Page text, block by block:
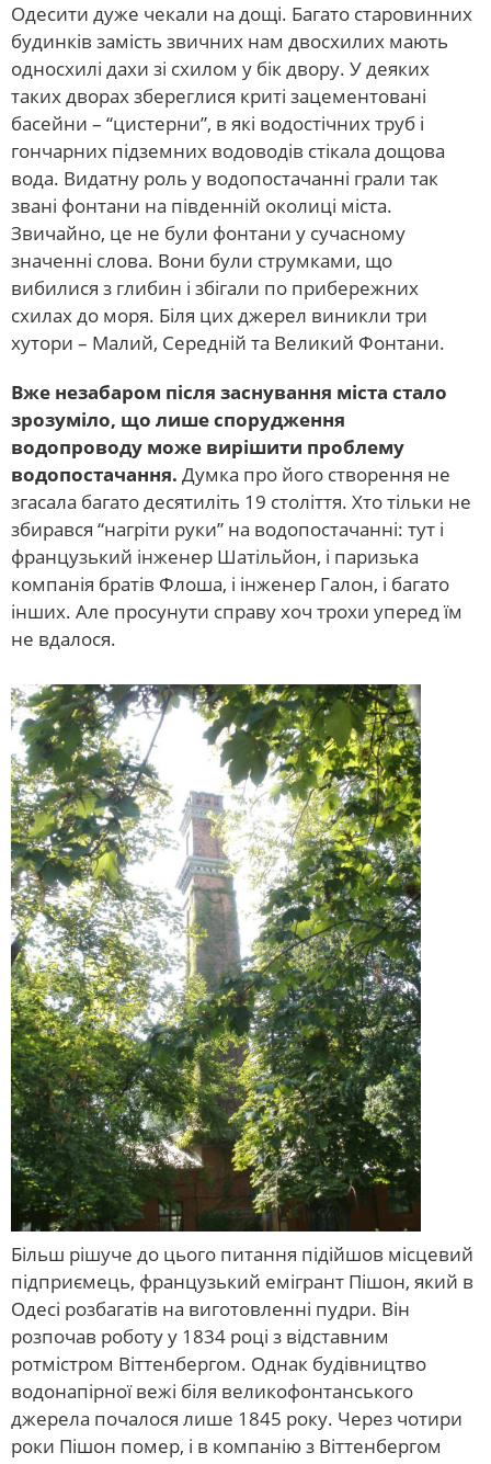
Одесити дуже чекали на дощі. Багато старовинних
будинків замість звичних нам двосхилих мають
односхилі дахи зі схилом у бік двору. У деяких
таких дворах збереглися криті зацементовані
басейни – “цистерни”, в які водостічних труб і
гончарних підземних водоводів стікала дощова
вода. Видатну роль у водопостачанні грали так
звані фонтани на південній околиці міста.
Звичайно, це не були фонтани у сучасному
значенні слова. Вони були струмками, що
вибилися з глибин і збігали по прибережних
схилах до моря. Біля цих джерел виникли три
хутори – Малий, Середній та Великий Фонтани.
Вже незабаром після заснування міста стало
зрозуміло, що лише спорудження
водопроводу може вирішити проблему
водопостачання. Думка про його створення не
згасала багато десятиліть 19 століття. Хто тільки не
збирався “нагріти руки” на водопостачанні: тут і
французький інженер Шатільйон, і паризька
компанія братів Флоша, і інженер Галон, і багато
інших. Але просунути справу хоч трохи уперед їм
не вдалося.
Більш рішуче до цього питання підійшов місцевий
підприємець, французький емігрант Пішон, який в
Одесі розбагатів на виготовленні пудри. Він
розпочав роботу у 1834 році з відставним
ротмістром Віттенбергом. Однак будівництво
водонапірної вежі біля великофонтанського
джерела почалося лише 1845 року. Через чотири
роки Пішон помер, і в компанію з Віттенбергом